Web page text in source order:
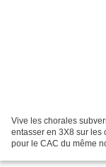
Vive les chorales
entasser en 3X8 sur les
pour le CAC du même